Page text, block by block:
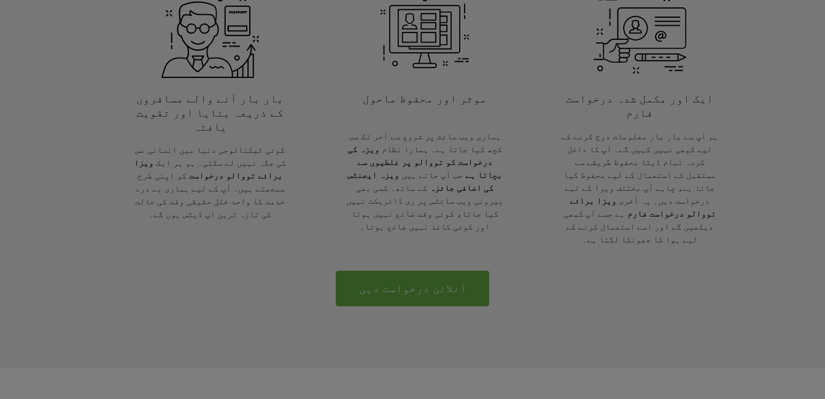
ایک اور مکمل شدہ درخواست
فارم
ہم آپ سے بار بار معلومات درج کرنے کے
لیے کبھی نہیں کہیں گے۔ آپ کا داخل
کردہ تمام ڈیٹا محفوظ طریقے سے
مستقبل کے استعمال کے لیے محفوظ کیا
جاتا ہے، چاہے آپ مختلف ویزا کے لیے
درخواست دیں۔ یہ آخری ویزا برائے
تووالو درخواست فارم
ہے جسے آپ کبھی
دیکھیں گے اور اسے استعمال کرنے کے
لیے ہوا کا جھونکا لگتا ہے۔
موثر اور محفوظ ماحول
ہماری ویب سائٹ پر شروع سے آخر تک سب
کچھ کیا جاتا ہے۔ ہمارا نظام ویزہ کی
درخواست کو تووالو پر غلطیوں سے
بچاتا ہے جب آپ جاتے ہیں
ویزہ ایجنٹس
کی اضافی جائزہ
کے ساتھ۔ کسی بھی
بیرونی ویب سائٹس پر ری ڈائریکٹ نہیں
کیا جاتا، کوئی وقت ضائع نہیں ہوتا
اور کوئی کاغذ نہیں ضائع ہوتا۔
بار بار آنے والے مسافروں
کے ذریعہ بنایا اور تقویت
یافتہ
کوئی ٹیکنالوجی دنیا میں انسانی مس
کی جگہ نہیں لے سکتی۔ ہم ہر ایک ویزا
برائے تووالو درخواست کو اپنی طرح
سمجھتے ہیں۔ آپ کے لیے ہماری بے درد
خدمت کا واحد خلل حقیقی وقت کی حالت
کی تازہ ترین اپ ڈیٹس ہوں گے۔
آنلائن درخواست دیں